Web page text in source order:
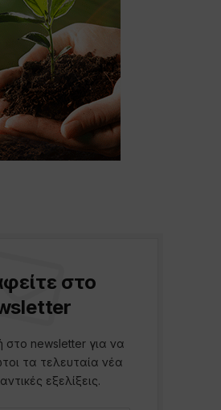
στο
στο newsletter για να
τα τελευταία νέα
εξελίξεις.